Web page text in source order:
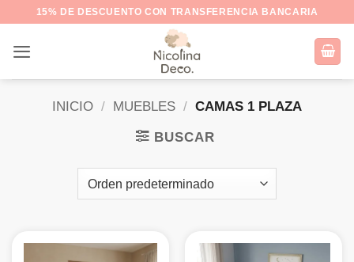
contenido
15% DE DESCUENTO CON TRANSFERENCIA BANCARIA
INICIO / MUEBLES / CAMAS 1 PLAZA
BUSCAR